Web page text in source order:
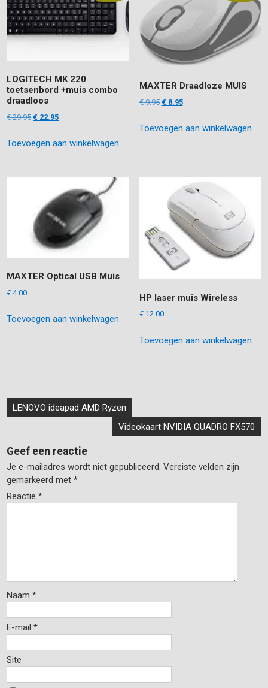
LOGITECH MK 220
toetsenbord +muis combo
draadloos
€29.95 Oorspronkelijke
was:
€ 22.95Huidige
is:
Toevoegen aan winkelwagen
MAXTER Draadloze MUIS
€9.95 Oorspronkelijke
was:
€ 8.95Huidige
is:
Toevoegen aan winkelwagen
MAXTER Optical USB Muis
€ 4.00
Toevoegen aan winkelwagen
HP laser muis Wireless
€12.00
Toevoegen aan winkelwagen
Bericht
navigatie
LENOVO ideapad AMD Ryzen
Videokaart NVIDIA QUADRO FX570
Geef een reactie
Je e-mailadres wordt niet gepubliceerd. Vereiste velden zijn
gemarkeerd met*
Reactie*
Naam*
E-mail*
Site